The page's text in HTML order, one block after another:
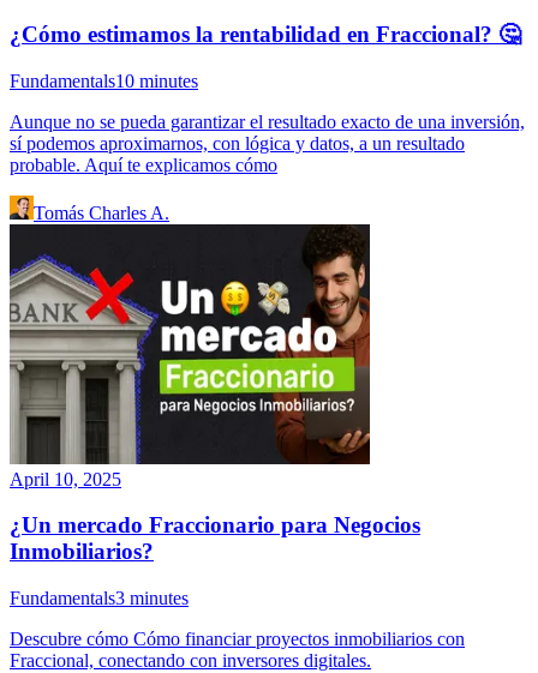
¿Cómo estimamos la rentabilidad en Fraccional? 🤔
Fundamentals10 minutes
Aunque no se pueda garantizar el resultado exacto de una inversión,
sí podemos aproximarnos, con lógica y datos, a un resultado
probable. Aquí te explicamos cómo
Tomás Charles A.
April 10, 2025
¿Un mercado Fraccionario para Negocios
Inmobiliarios?
Fundamentals3 minutes
Descubre cómo Cómo financiar proyectos inmobiliarios con
Fraccional, conectando con inversores digitales.